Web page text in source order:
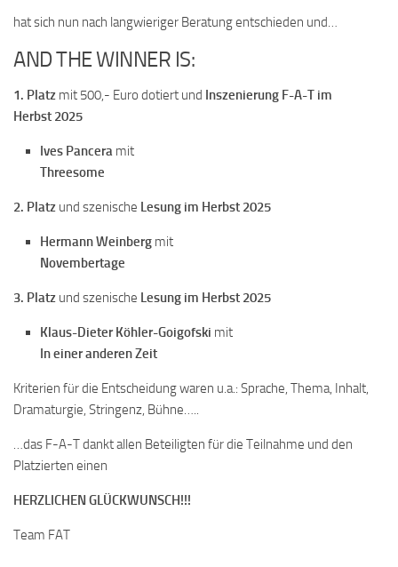
hat sich nun nach langwieriger Beratung entschieden und…
AND THE WINNER IS:
1. Platz mit 500,- Euro dotiert und Inszenierung F-A-T im
Herbst 2025
Ives Pancera mit
Threesome
2. Platz und szenische Lesung im Herbst 2025
Hermann Weinberg mit
Novembertage
3. Platz und szenische Lesung im Herbst 2025
Klaus-Dieter Köhler-Goigofski mit
In einer anderen Zeit
Kriterien für die Entscheidung waren u.a.: Sprache, Thema, Inhalt,
Dramaturgie, Stringenz, Bühne…..
…das F-A-T dankt allen Beteiligten für die Teilnahme und den
Platzierten einen
HERZLICHEN GLÜCKWUNSCH!!!
Team FAT